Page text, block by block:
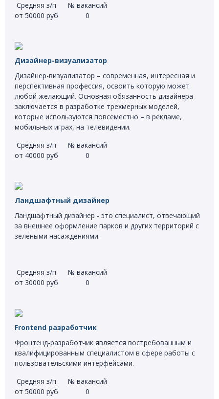
Средняя з/п
от 50000 руб
№ вакансий
0
Дизайнер-визуализатор
Дизайнер-визуализатор – современная, интересная и
перспективная профессия, освоить которую может
любой желающий. Основная обязанность дизайнера
заключается в разработке трехмерных моделей,
которые используются повсеместно – в рекламе,
мобильных играх, на телевидении.
Средняя з/п
от 40000 руб
№ вакансий
0
Ландшафтный дизайнер
Ландшафтный дизайнер - это специалист, отвечающий
за внешнее оформление парков и других территорий с
зелёными насаждениями.
Средняя з/п
от 30000 руб
№ вакансий
0
Frontend разработчик
Фронтенд-разработчик является востребованным и
квалифицированным специалистом в сфере работы с
пользовательскими интерфейсами.
Средняя з/п
от 50000 руб
№ вакансий
0